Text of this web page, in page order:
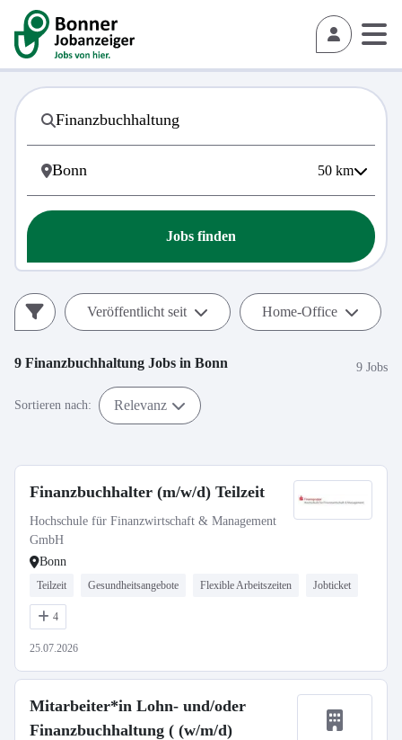
50 km
Jobs finden
Veröffentlicht seit Home-Office
9 Finanzbuchhaltung Jobs in Bonn 9 Jobs
Sortieren nach: Relevanz
Finanzbuchhalter (m/w/d) Teilzeit
Hochschule für Finanzwirtschaft & Management
GmbH
Bonn
Teilzeit Gesundheitsangebote Flexible Arbeitszeiten Jobticket
4
25.07.2026
Mitarbeiter*in Lohn- und/oder
Finanzbuchhaltung ( (w/m/d)